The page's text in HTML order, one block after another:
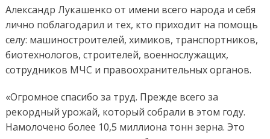
Александр Лукашенко от имени всего народа и себя
лично поблагодарил и тех, кто приходит на помощь
селу: машиностроителей, химиков, транспортников,
биотехнологов, строителей, военнослужащих,
сотрудников МЧС и правоохранительных органов.
«Огромное спасибо за труд. Прежде всего за
рекордный урожай, который собрали в этом году.
Намолочено более 10,5 миллиона тонн зерна. Это